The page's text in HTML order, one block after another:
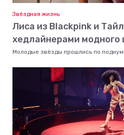
Звёздная жизнь
Лиса из Blackpink и
хедлайнерами
Молодые звёзды прошлись по